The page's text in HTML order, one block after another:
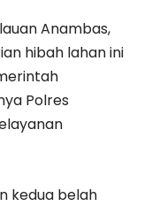
Anambas,
hibah lahan ini
Polres
kedua belah